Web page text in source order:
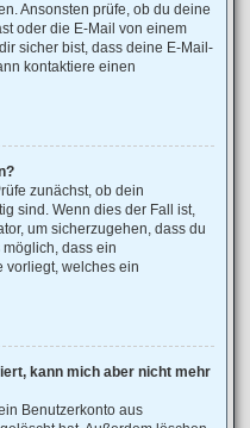
Ansonsten prüfe, ob du deine
oder die E-Mail von einem
sicher bist, dass deine E-Mail-
kontaktiere einen
zunächst, ob dein
sind. Wenn dies der Fall ist,
um sicherzugehen, dass du
dass ein
vorliegt, welches ein
kann mich aber nicht mehr
Benutzerkonto aus